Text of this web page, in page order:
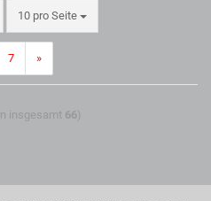
10 pro Seite
7 »
insgesamt 66)